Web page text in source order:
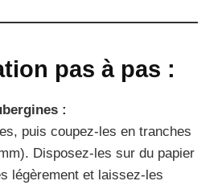
pas à pas :
:
puis coupez-les en tranches
Disposez-les sur du papier
légèrement et laissez-les